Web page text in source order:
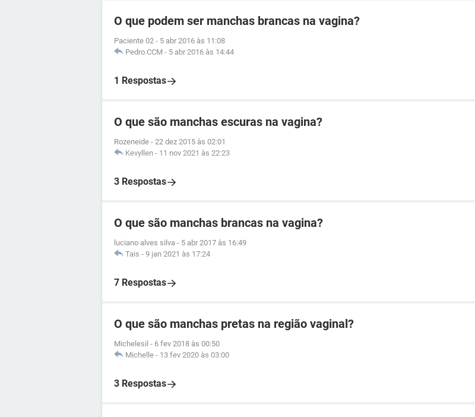
O que podem ser manchas brancas na vagina?
Paciente 02 - 5 abr 2016 às 11:08
Pedro.CCM - 5 abr 2016 às 14:44
1 Respostas
O que são manchas escuras na vagina?
Rozeneide - 22 dez 2015 às 02:01
Kevyllen - 11 nov 2021 às 22:23
3 Respostas
O que são manchas brancas na vagina?
luciano alves silva - 5 abr 2017 às 16:49
Tais - 9 jan 2021 às 17:24
7 Respostas
O que são manchas pretas na região vaginal?
Michelesil - 6 fev 2018 às 00:50
Michelle - 13 fev 2020 às 03:00
3 Respostas